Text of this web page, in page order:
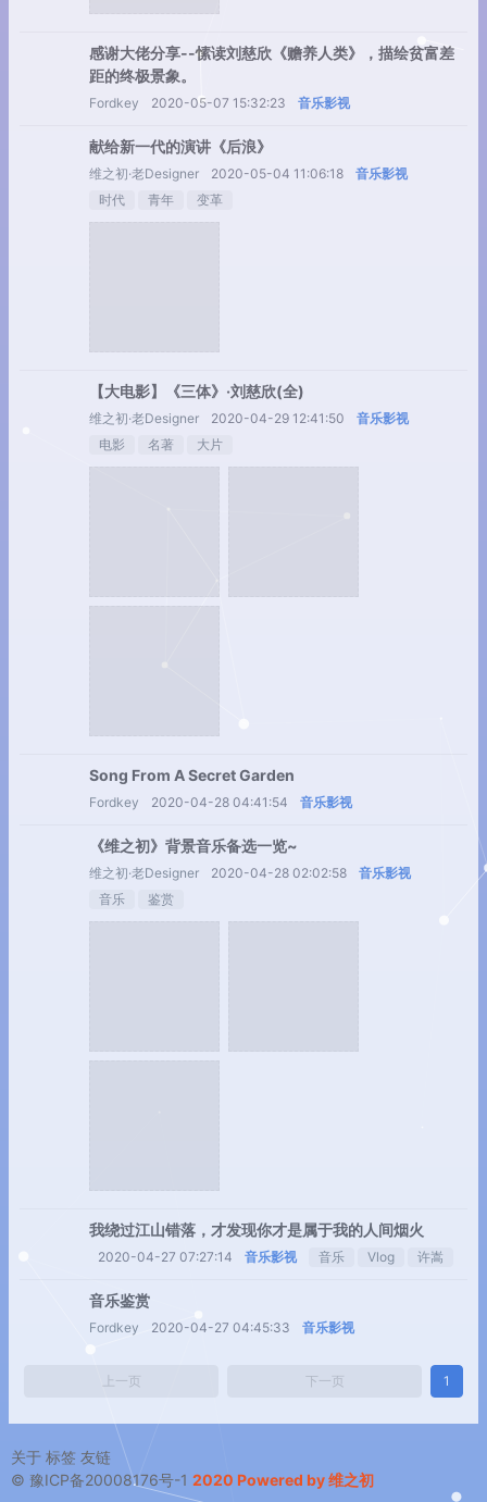
感谢大佬分享--愫读刘慈欣《赡养人类》，描绘贫富差
距的终极景象。
Fordkey 2020-05-07 15:32:23 音乐影视
献给新一代的演讲《后浪》
维之初·老Designer 2020-05-04 11:06:18
音乐影视
时代
青年 变革
【大电影】《三体》·刘慈欣(全)
维之初·老Designer 2020-04-29 12:41:50
音乐影视
电影
名著 大片
Song From A Secret Garden
Fordkey 2020-04-28 04:41:54 音乐影视
《维之初》背景音乐备选一览~
维之初·老Designer 2020-04-28 02:02:58
音乐影视
音乐
鉴赏
我绕过江山错落，才发现你才是属于我的人间烟火
2020-04-27 07:27:14 音乐影视 音乐 Vlog 许嵩
音乐鉴赏
Fordkey 2020-04-27 04:45:33 音乐影视
上一页 下一页 1
关于 标签 友链
© 豫ICP备20008176号-1 2020 Powered by 维之初